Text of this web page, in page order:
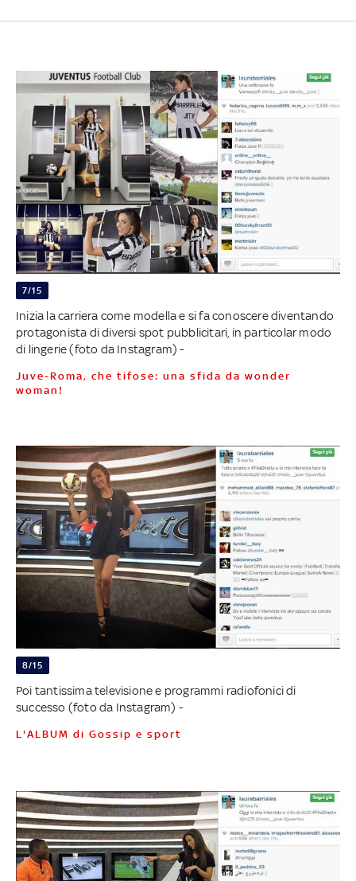
7/15
Inizia la carriera come modella e si fa conoscere diventando
protagonista di diversi spot pubblicitari, in particolar modo
di lingerie (foto da Instagram) -
Juve-Roma, che tifose: una sfida da wonder
woman!
8/15
Poi tantissima televisione e programmi radiofonici di
successo (foto da Instagram) -
L'ALBUM di Gossip e sport